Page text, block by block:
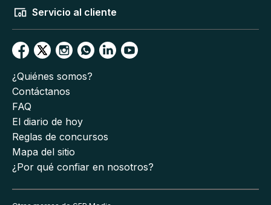
Servicio al cliente
¿Quiénes somos?
Contáctanos
FAQ
El diario de hoy
Reglas de concursos
Mapa del sitio
¿Por qué confiar en nosotros?